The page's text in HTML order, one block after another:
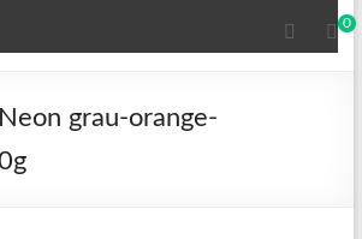
0
grau-orange-